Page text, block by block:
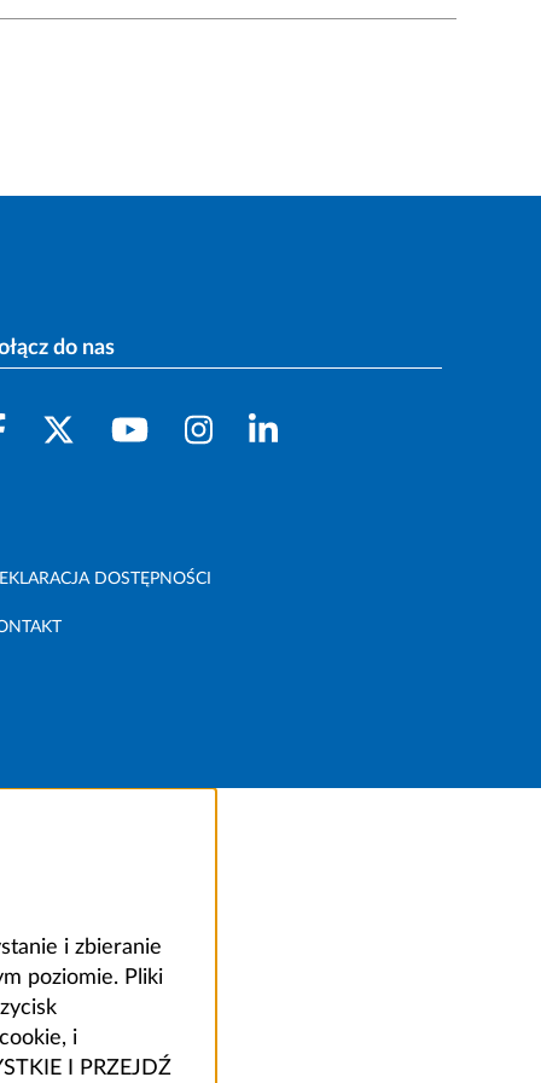
do nas
DOSTĘPNOŚCI
i zbieranie
poziomie. Pliki
i
I PRZEJDŹ